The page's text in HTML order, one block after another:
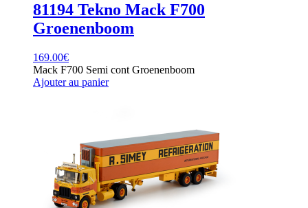
81194 Tekno Mack F700
Groenenboom
169.00€
Mack F700 Semi cont Groenenboom
Ajouter au panier